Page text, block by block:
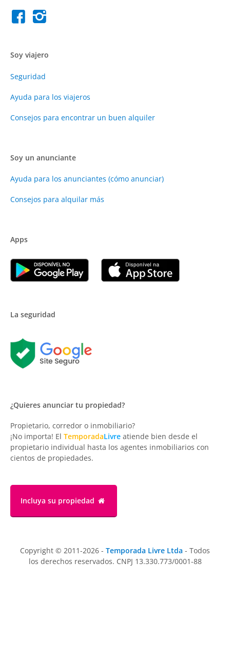
Soy viajero
Seguridad
Ayuda para los viajeros
Consejos para encontrar un buen alquiler
Soy un anunciante
Ayuda para los anunciantes (cómo anunciar)
Consejos para alquilar más
Apps
La seguridad
¿Quieres anunciar tu propiedad?
Propietario, corredor o inmobiliario?
¡No importa! El TemporadaLivre atiende bien desde el
propietario individual hasta los agentes inmobiliarios con
cientos de propiedades.
Incluya su propiedad
Copyright © 2011-2026 - Temporada Livre Ltda - Todos
los derechos reservados. CNPJ 13.330.773/0001-88